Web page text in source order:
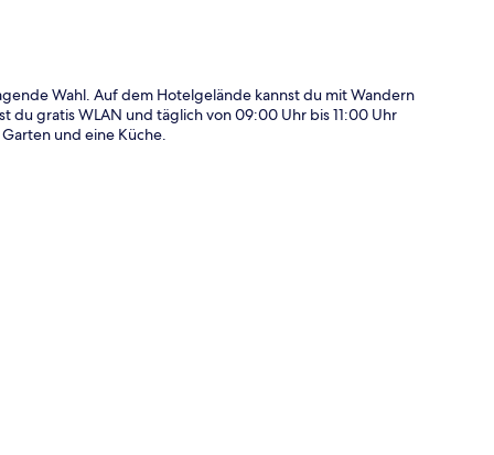
Wahl. Auf dem Hotelgelände kannst du mit Wandern
gratis WLAN und täglich von 09:00 Uhr bis 11:00 Uhr
und eine Küche.